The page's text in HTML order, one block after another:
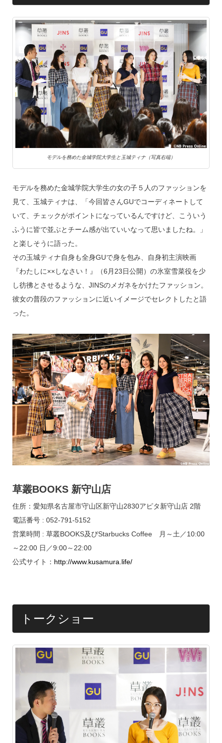
モデルを務めた金城学院大学生と玉城ティナ（写真右端）
モデルを務めた金城学院大学生の女の子５人のファッションを
見て、玉城ティナは、「今回皆さんGUでコーディネートして
いて、チェックがポイントになっているんですけど、こういう
ふうに皆で並ぶとチーム感が出ていいなって思いましたね。」
と楽しそうに語った。
その玉城ティナ自身も全身GUで身を包み、自身初主演映画
『わたしに××しなさい！』（6月23日公開）の氷室雪菜役を少
し彷彿とさせるような、JINSのメガネをかけたファッション。
彼女の普段のファッションに近いイメージでセレクトしたと語
った。
草叢BOOKS 新守山店
住所：愛知県名古屋市守山区新守山2830アピタ新守山店 2階
電話番号 : 052-791-5152
営業時間 : 草叢BOOKS及びStarbucks Coffee 月～土／10:00
～22:00 日／9:00～22:00
公式サイト： http://www.kusamura.life/
トークショー